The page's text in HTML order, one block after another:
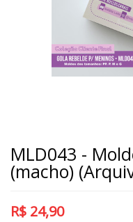
MLD043 -
(macho)
R$ 24,90